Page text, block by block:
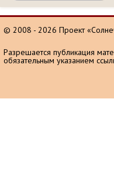
© 2008 - 2026 Проект
Разрешается публикация
обязательным указанием